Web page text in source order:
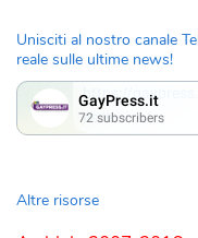
Unisciti al nostro canale
reale sulle ultime news!
Altre risorse